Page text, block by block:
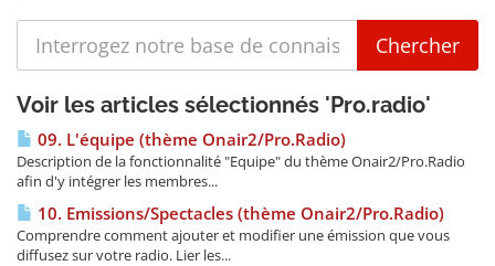
Voir les articles sélectionnés 'Pro.radio'
09. L'équipe (thème Onair2/Pro.Radio)
Description de la fonctionnalité "Equipe" du thème Onair2/Pro.Radio
afin d'y intégrer les membres...
10. Emissions/Spectacles (thème Onair2/Pro.Radio)
Comprendre comment ajouter et modifier une émission que vous
diffusez sur votre radio. Lier les...